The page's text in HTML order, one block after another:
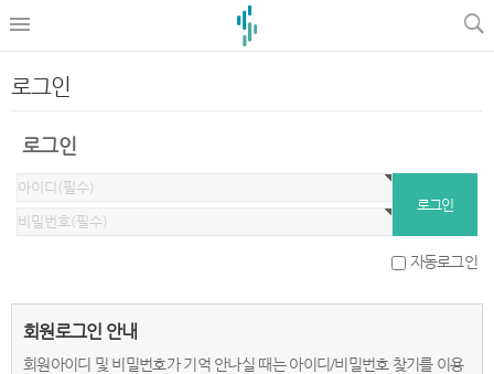
로그인
로그인
자동로그인
회원로그인 안내
회원아이디 및 비밀번호가 기억 안나실 때는 아이디/비밀번호 찾기를 이용